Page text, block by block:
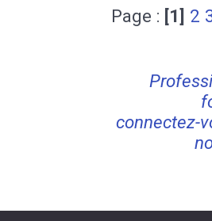
Page : [1] 2
connectez-